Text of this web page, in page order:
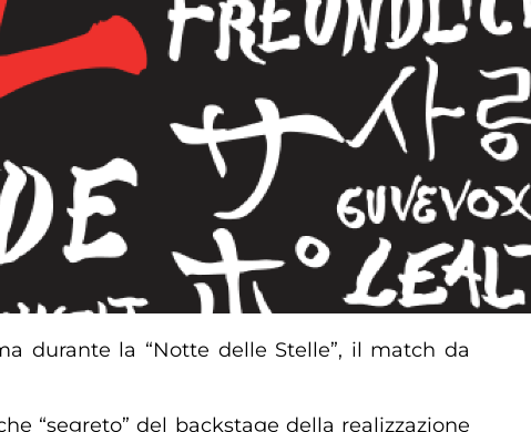
durante la “Notte delle Stelle”, il match da
“segreto” del backstage della realizzazione